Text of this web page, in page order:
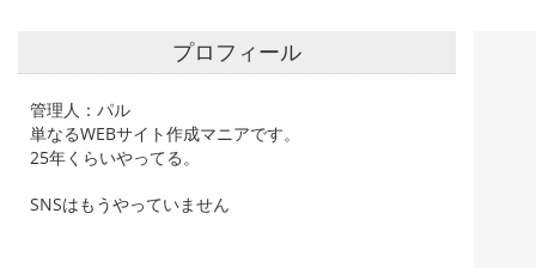
プロフィール
管理人：パル
単なるWEBサイト作成マニアです。
25年くらいやってる。
SNSはもうやっていません